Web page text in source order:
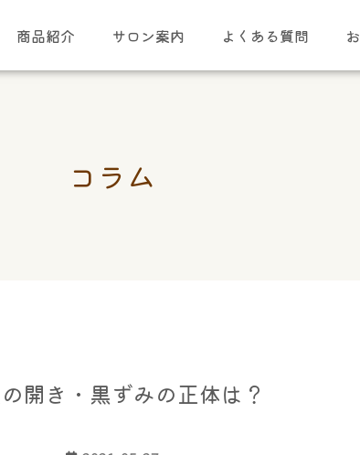
商品紹介 サロン案内 よくある質問
コラム
開き・黒ずみの正体は？